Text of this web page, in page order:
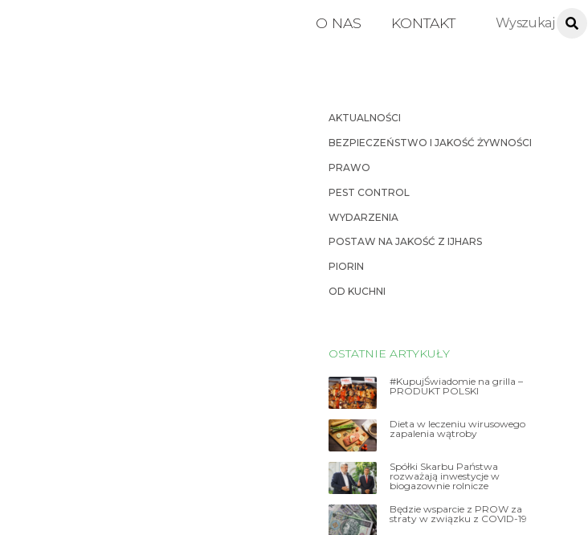
O NAS KONTAKT
AKTUALNOŚCI
BEZPIECZEŃSTWO I JAKOŚĆ ŻYWNOŚCI
PRAWO
PEST CONTROL
WYDARZENIA
POSTAW NA JAKOŚĆ Z IJHARS
PIORIN
OD KUCHNI
OSTATNIE ARTYKUŁY
#KupujŚwiadomie na grilla –
PRODUKT POLSKI
Dieta w leczeniu wirusowego
zapalenia wątroby
Spółki Skarbu Państwa
rozważają inwestycje w
biogazownie rolnicze
Będzie wsparcie z PROW za
straty w związku z COVID-19